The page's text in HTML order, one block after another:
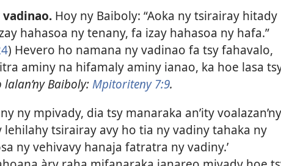
Hoy ny Baiboly: “Aoka ny tsirairay hitady
hahasoa ny tenany, fa izay hahasoa ny hafa.”
) Hevero ho namana ny vadinao fa tsy fahavalo,
aminy na hifamaly aminy ianao, ka hoe lasa
Baiboly:Mpitoriteny 7:9.
ny mpivady, dia tsy manaraka an’ity voalazan’ny
lehilahy tsirairay avy ho tia ny vadiny tahaka ny
ny vehivavy hanaja fatratra ny vadiny.’